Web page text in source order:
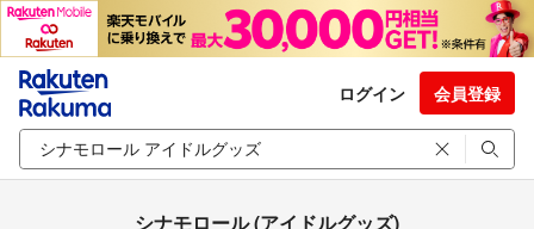
ログイン 会員登録
シナモロール (アイドルグッズ)